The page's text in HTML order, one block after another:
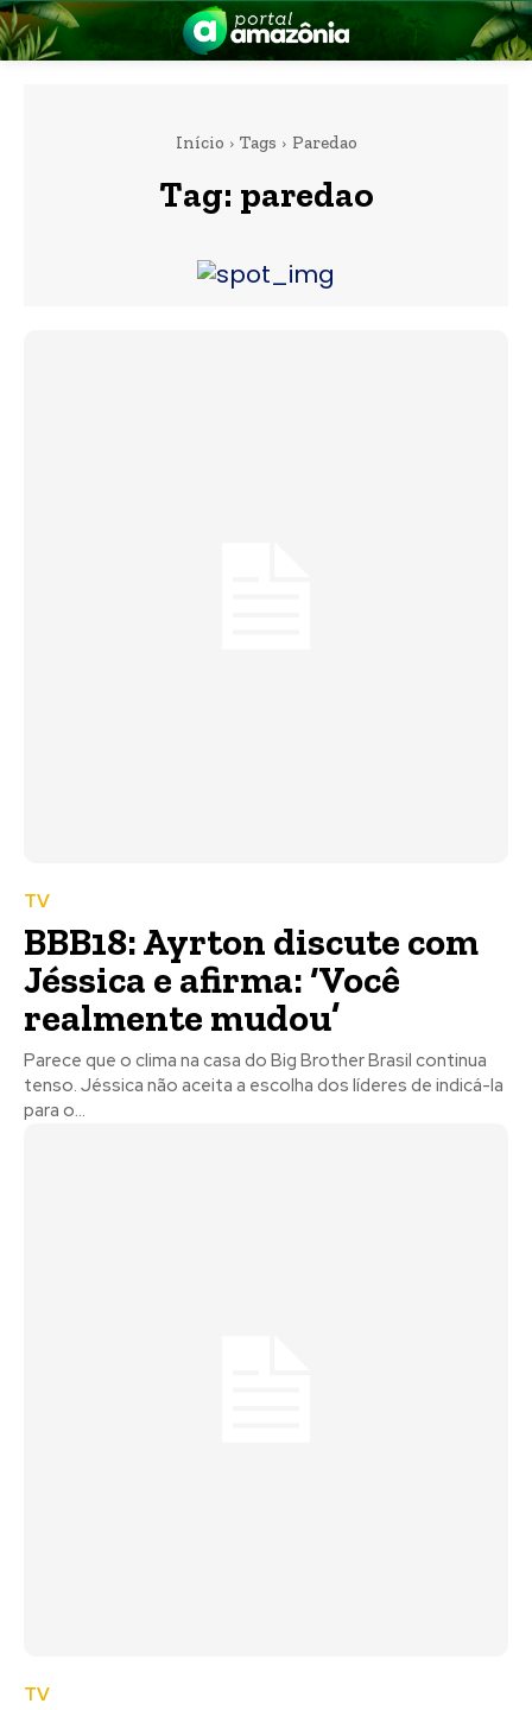
Início Tags Paredao
Tag: paredao
TV
BBB18: Ayrton discute com
Jéssica e afirma: ‘Você
realmente mudou’
Parece que o clima na casa do Big Brother Brasil continua
tenso. Jéssica não aceita a escolha dos líderes de indicá-la
para o...
TV